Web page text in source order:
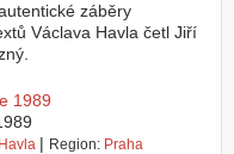
záběry
Václava Havla četl Jiří
| Region: Praha